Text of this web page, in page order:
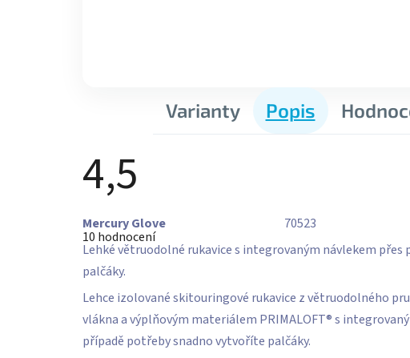
Varianty Popis
4,5
hodnocení
produktu
je
4,5
z
5
hvězdiček.
10 hodnocení
70523
Mercury Glove
Lehké větruodolné rukavice s integrovaným návlekem
palčáky.
Lehce izolované skitouringové rukavice z větruodolného
vlákna a výplňovým materiálem PRIMALOFT® s
případě potřeby snadno vytvoříte palčáky.